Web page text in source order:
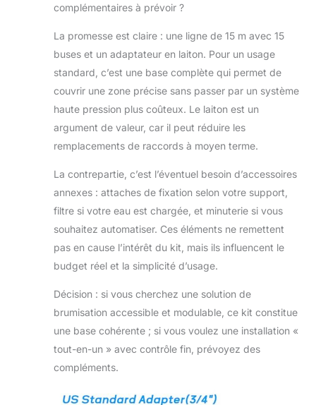
complémentaires à prévoir ?
La promesse est claire : une ligne de 15 m avec 15
buses et un adaptateur en laiton. Pour un usage
standard, c’est une base complète qui permet de
couvrir une zone précise sans passer par un système
haute pression plus coûteux. Le laiton est un
argument de valeur, car il peut réduire les
remplacements de raccords à moyen terme.
La contrepartie, c’est l’éventuel besoin d’accessoires
annexes : attaches de fixation selon votre support,
filtre si votre eau est chargée, et minuterie si vous
souhaitez automatiser. Ces éléments ne remettent
pas en cause l’intérêt du kit, mais ils influencent le
budget réel et la simplicité d’usage.
Décision : si vous cherchez une solution de
brumisation accessible et modulable, ce kit constitue
une base cohérente ; si vous voulez une installation «
tout-en-un » avec contrôle fin, prévoyez des
compléments.